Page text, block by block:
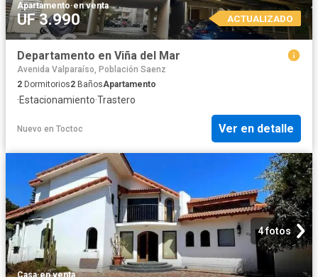
Apartamento·en venta
UF 3.990 ACTUALIZADO
Departamento en Viña del Mar
Avenida Valparaíso, Población Saenz
2 Dormitorios2 BañosApartamento
·Estacionamiento·Trastero
Nuevo en Toctoc Ver en detalle
4 fotos
Casa·en venta